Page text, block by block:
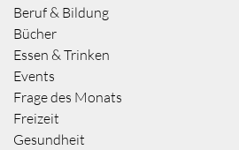
Beruf & Bildung
Bücher
Essen & Trinken
Events
Frage des Monats
Freizeit
Gesundheit